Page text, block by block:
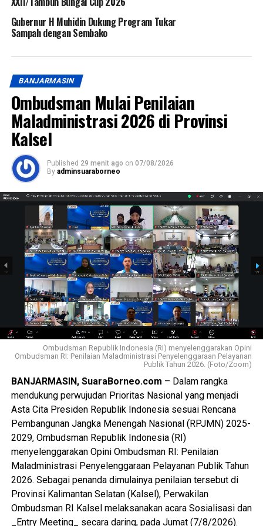
Gubernur H Muhidin Dukung Program Tukar
Sampah dengan Sembako
BANJARMASIN
Ombudsman Mulai Penilaian
Maladministrasi 2026 di Provinsi
Kalsel
Published 29 menit ago on 07/08/2026
By adminsuaraborneo
Ombudsman Republik Indonesia (RI) menyelenggarakan Opini
Ombudsman RI: Penilaian Maladministrasi Penyelenggaraan Pelayanan
Publik Tahun 2026. (Foto/Zoom)
BANJARMASIN, SuaraBorneo.com – Dalam rangka
mendukung perwujudan Prioritas Nasional yang menjadi
Asta Cita Presiden Republik Indonesia sesuai Rencana
Pembangunan Jangka Menengah Nasional (RPJMN) 2025-
2029, Ombudsman Republik Indonesia (RI)
menyelenggarakan Opini Ombudsman RI: Penilaian
Maladministrasi Penyelenggaraan Pelayanan Publik Tahun
2026. Sebagai penanda dimulainya penilaian tersebut di
Provinsi Kalimantan Selatan (Kalsel), Perwakilan
Ombudsman RI Kalsel melaksanakan acara Sosialisasi dan
_Entry Meeting_ secara daring, pada Jumat (7/8/2026).